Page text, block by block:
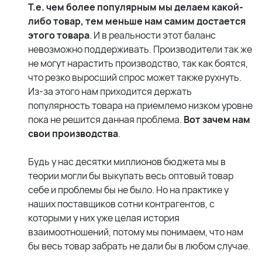
Т.е. чем более популярным мы делаем какой-
либо товар, тем меньше нам самим достается
этого товара. И в реальности этот баланс
невозможно поддерживать. Производители так же
не могут нарастить производство, так как боятся,
что резко выросший спрос может также рухнуть.
Из-за этого нам приходится держать
популярность товара на приемлемо низком уровне
пока не решится данная проблема. Вот зачем нам
свои производства.
Будь у нас десятки миллионов бюджета мы в
теории могли бы выкупать весь оптовый товар
себе и проблемы бы не было. Но на практике у
наших поставщиков сотни контрагентов, с
которыми у них уже целая история
взаимоотношений, потому мы понимаем, что нам
бы весь товар забрать не дали бы в любом случае.